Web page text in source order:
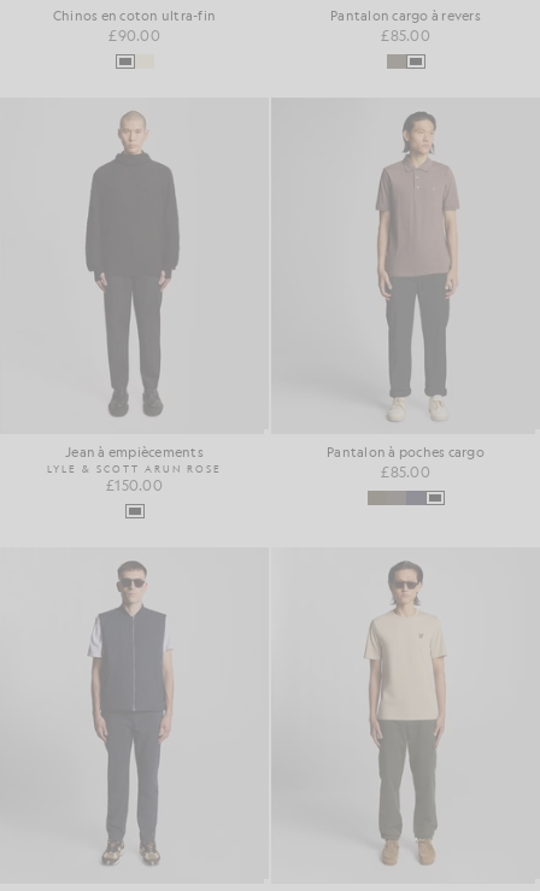
Chinos en coton ultra-fin
£90.00
Pantalon cargo à revers
£85.00
Jean à empiècements
LYLE & SCOTT ARUN ROSE
£150.00
Pantalon à poches cargo
£85.00